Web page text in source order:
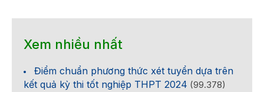
Xem nhiều nhất
Điểm chuẩn phương thức xét tuyển dựa trên
kết quả kỳ thi tốt nghiệp THPT 2024 (99.378)